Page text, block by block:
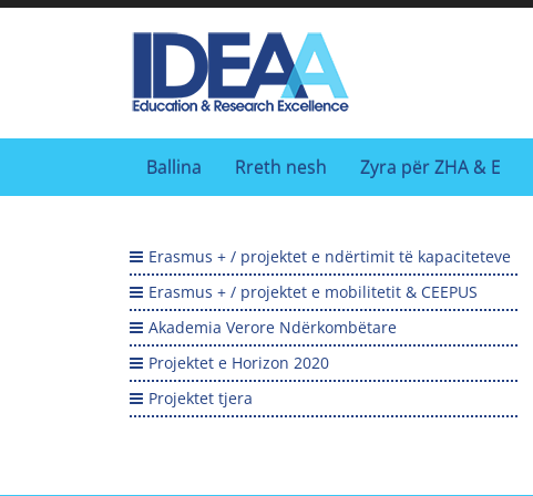
Skip
Ballina Rreth nesh Zyra për ZHA & E
Erasmus + / projektet e ndërtimit të kapaciteteve
Erasmus + / projektet e mobilitetit & CEEPUS
Akademia Verore Ndërkombëtare
Projektet e Horizon 2020
Projektet tjera